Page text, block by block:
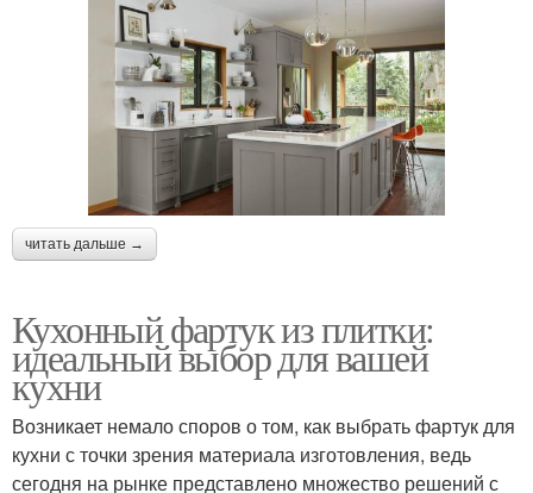
читать дальше →
Кухонный фартук из плитки:
идеальный выбор для вашей
кухни
Возникает немало споров о том, как выбрать фартук для
кухни с точки зрения материала изготовления, ведь
сегодня на рынке представлено множество решений с